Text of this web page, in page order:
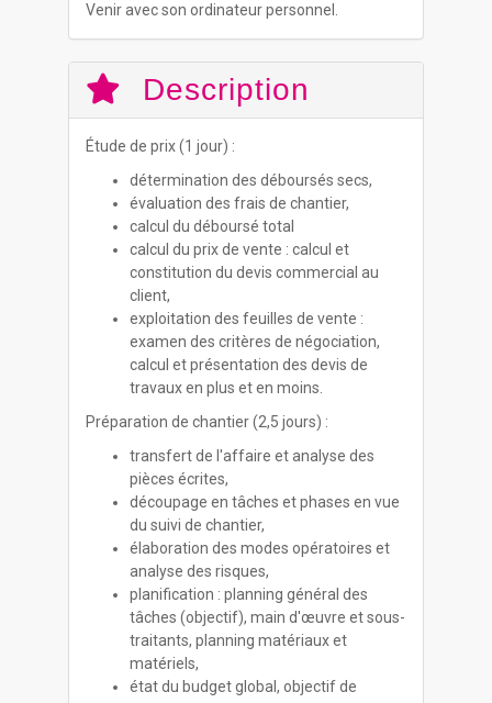
Venir avec son ordinateur personnel.
Description
Étude de prix (1 jour) :
détermination des déboursés secs,
évaluation des frais de chantier,
calcul du déboursé total
calcul du prix de vente : calcul et
constitution du devis commercial au
client,
exploitation des feuilles de vente :
examen des critères de négociation,
calcul et présentation des devis de
travaux en plus et en moins.
Préparation de chantier (2,5 jours) :
transfert de l'affaire et analyse des
pièces écrites,
découpage en tâches et phases en vue
du suivi de chantier,
élaboration des modes opératoires et
analyse des risques,
planification : planning général des
tâches (objectif), main d'œuvre et sous-
traitants, planning matériaux et
matériels,
état du budget global, objectif de